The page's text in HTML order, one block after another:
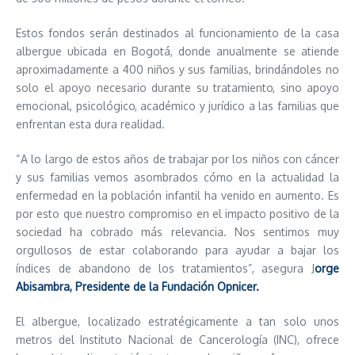
Estos fondos serán destinados al funcionamiento de la casa
albergue ubicada en Bogotá, donde anualmente se atiende
aproximadamente a 400 niños y sus familias, brindándoles no
solo el apoyo necesario durante su tratamiento, sino apoyo
emocional, psicológico, académico y jurídico a las familias que
enfrentan esta dura realidad.
“A lo largo de estos años de trabajar por los niños con cáncer
y sus familias vemos asombrados cómo en la actualidad la
enfermedad en la población infantil ha venido en aumento. Es
por esto que nuestro compromiso en el impacto positivo de la
sociedad ha cobrado más relevancia. Nos sentimos muy
orgullosos de estar colaborando para ayudar a bajar los
índices de abandono de los tratamientos”, asegura Jorge
Abisambra, Presidente de la Fundación Opnicer.
El albergue, localizado estratégicamente a tan solo unos
metros del Instituto Nacional de Cancerología (INC), ofrece